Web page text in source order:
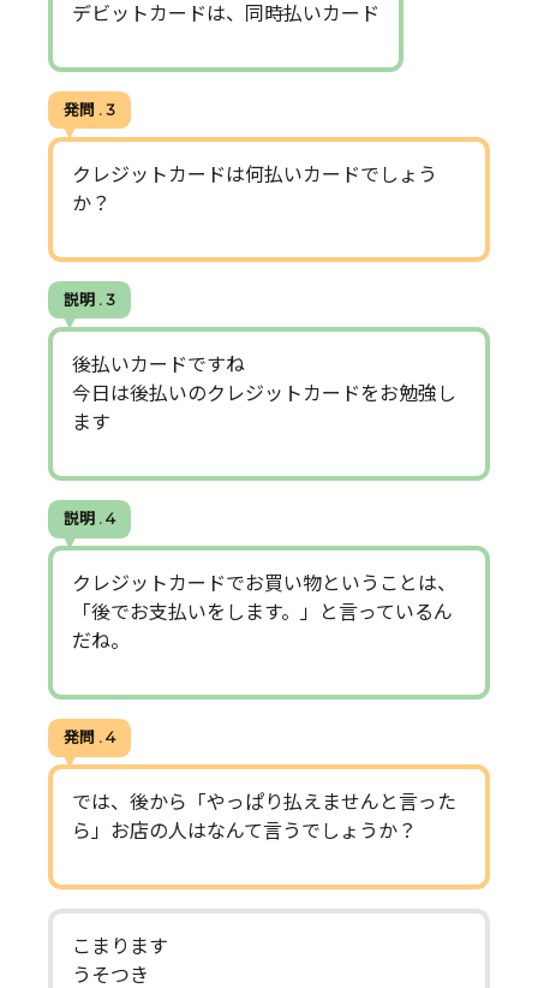
デビットカードは、同時払いカード
発問 . 3
クレジットカードは何払いカードでしょう
か？
説明 . 3
後払いカードですね
今日は後払いのクレジットカードをお勉強し
ます
説明 . 4
クレジットカードでお買い物ということは、
「後でお支払いをします。」と言っているん
だね。
発問 . 4
では、後から「やっぱり払えませんと言った
ら」お店の人はなんて言うでしょうか？
こまります
うそつき